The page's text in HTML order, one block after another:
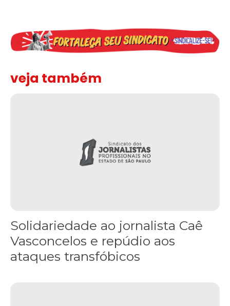
veja também
Solidariedade ao jornalista Caê
Vasconcelos e repúdio aos
ataques transfóbicos